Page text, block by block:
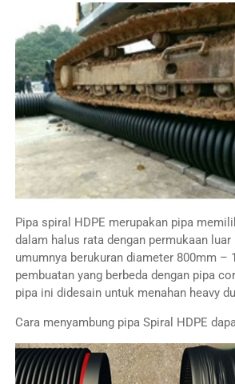
Pipa spiral HDPE merupakan pipa
dalam halus rata dengan permukaan
umumnya berukuran diameter 800mm –
pembuatan yang berbeda dengan pipa
pipa ini didesain untuk menahan heavy
Cara menyambung pipa Spiral HDPE